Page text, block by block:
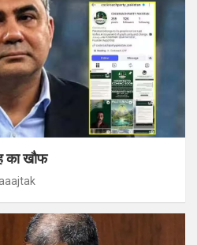
का खौफ